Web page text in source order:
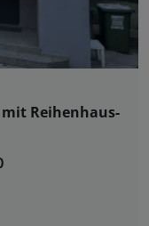
Reihenhaus-